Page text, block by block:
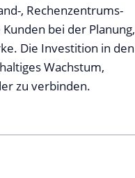
, Rechenzentrums-
bei der Planung,
Die Investition in den
Wachstum,
zu verbinden.